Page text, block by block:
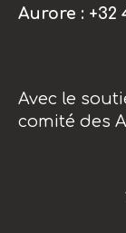
Aurore : +32
Avec le
comité des